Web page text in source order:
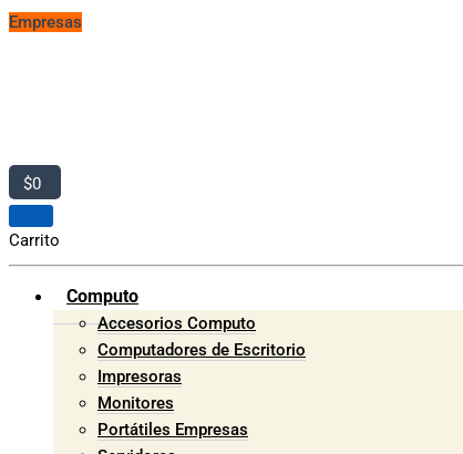
Empresas
$0
Carrito
Computo
Accesorios Computo
Computadores de Escritorio
Impresoras
Monitores
Portátiles Empresas